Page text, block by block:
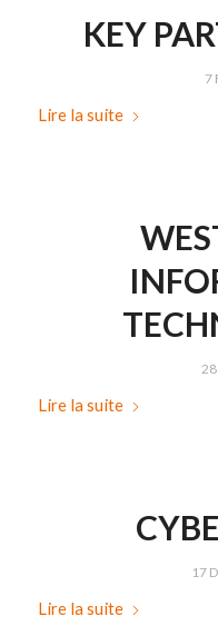
KEY
7
Lire la suite
Lire la suite
17
Lire la suite